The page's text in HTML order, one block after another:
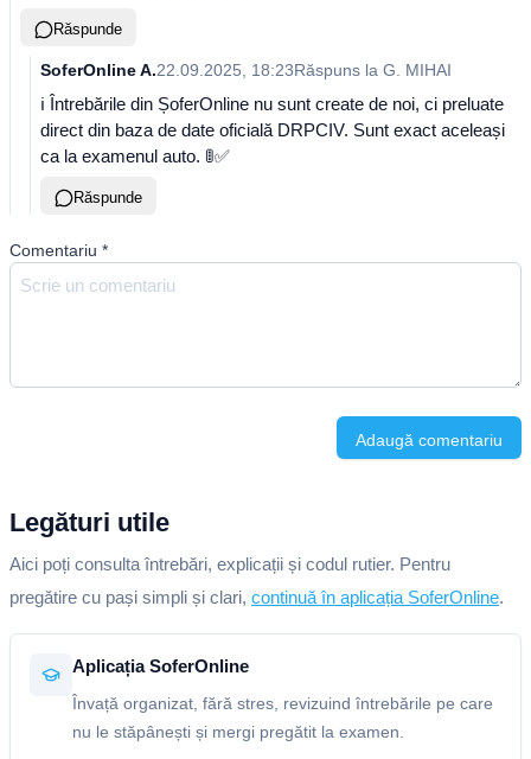
Răspunde
SoferOnline A.22.09.2025, 18:23Răspuns la G. MIHAI
ℹ️ Întrebările din ȘoferOnline nu sunt create de noi, ci preluate
direct din baza de date oficială DRPCIV. Sunt exact aceleași
ca la examenul auto. 🚦✅
Răspunde
Comentariu *
Adaugă comentariu
Legături utile
Aici poți consulta întrebări, explicații și codul rutier. Pentru
pregătire cu pași simpli și clari, continuă în aplicația SoferOnline.
Aplicația SoferOnline
Învață organizat, fără stres, revizuind întrebările pe care
nu le stăpânești și mergi pregătit la examen.